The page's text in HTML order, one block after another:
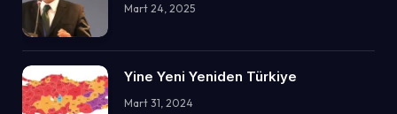
Mart 24, 2025
Yine Yeni Yeniden Türkiye
Mart 31, 2024